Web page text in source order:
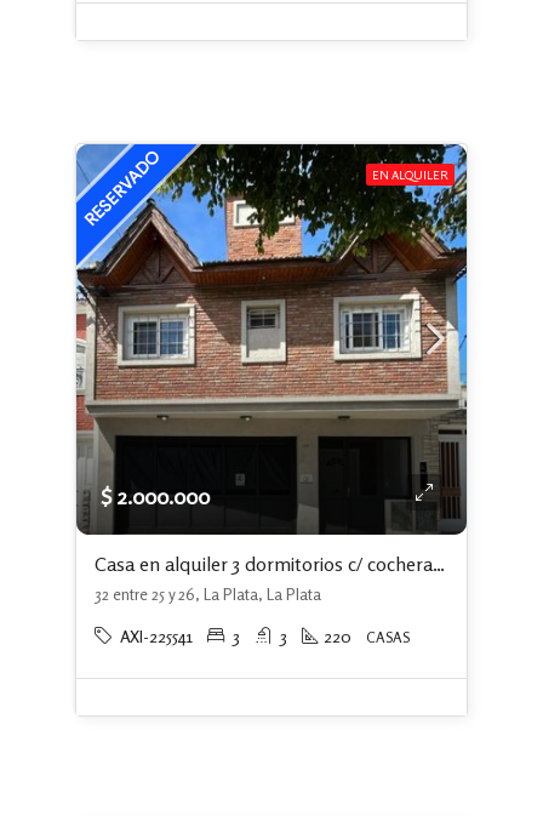
EN ALQUILER
$ 2.000.000
Casa en alquiler 3 dormitorios c/ cochera en La Plata
32 entre 25 y 26, La Plata, La Plata
AXI-225541 3 3 220 CASAS